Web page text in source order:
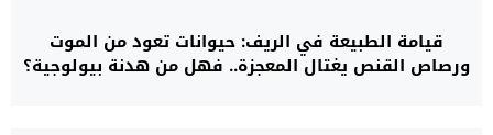
قيامة الطبيعة في الريف: حيوانات تعود من الموت
ورصاص القنص يغتال المعجزة.. فهل من هدنة بيولوجية؟